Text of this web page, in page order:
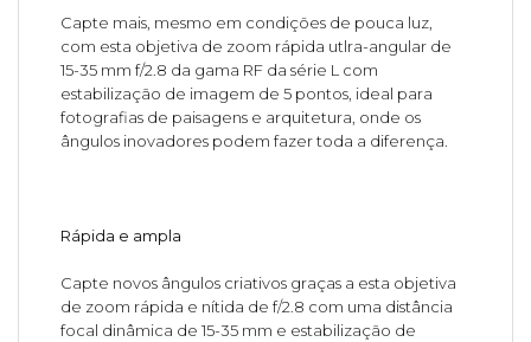
Capte mais, mesmo em condições de pouca luz,
com esta objetiva de zoom rápida utlra-angular de
15-35 mm f/2.8 da gama RF da série L com
estabilização de imagem de 5 pontos, ideal para
fotografias de paisagens e arquitetura, onde os
ângulos inovadores podem fazer toda a diferença.
Rápida e ampla
Capte novos ângulos criativos graças a esta objetiva
de zoom rápida e nítida de f/2.8 com uma distância
focal dinâmica de 15-35 mm e estabilização de